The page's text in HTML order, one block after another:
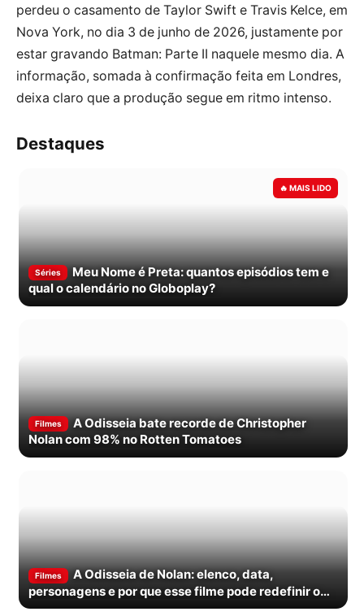
perdeu o casamento de Taylor Swift e Travis Kelce, em
Nova York, no dia 3 de junho de 2026, justamente por
estar gravando Batman: Parte II naquele mesmo dia. A
informação, somada à confirmação feita em Londres,
deixa claro que a produção segue em ritmo intenso.
Destaques
Séries
Meu Nome é Preta: quantos episódios tem e
qual o calendário no Globoplay?
Filmes
A Odisseia bate recorde de Christopher
Nolan com 98% no Rotten Tomatoes
Filmes
A Odisseia de Nolan: elenco, data,
personagens e por que esse filme pode redefinir o
épico no cinema